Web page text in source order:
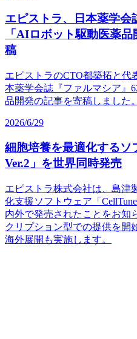
エピストラ、
日本薬学会
「AIロボット駆動医薬品
稿
エピストラのCTO都築拓と代
本薬学会誌『ファルマシア』
品開発の記事を寄稿しました。
2026/6/29
細胞培養を最適化するソ
Ver.2」を世界同時発売
エピストラ株式会社は、 島津
化支援ソフトウェア 「
内外で発売された ことをお知
クリプション型での提供を開
海外展開も実施します。